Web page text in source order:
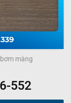
màng
552